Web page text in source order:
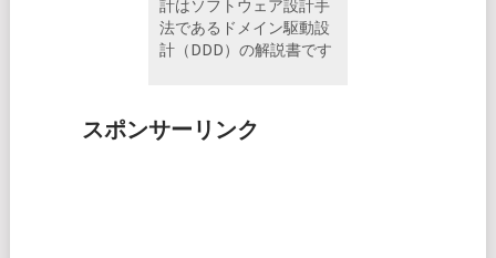
計はソフトウェア設計手
法であるドメイン駆動設
計（DDD）の解説書です
スポンサーリンク